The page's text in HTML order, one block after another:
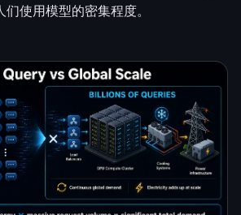
使用模型的密集程度。